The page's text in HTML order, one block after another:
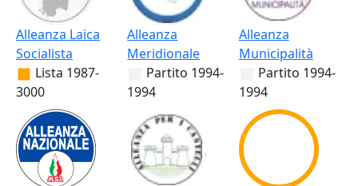
Alleanza Laica
Socialista
Lista 1987-
3000
Alleanza
Meridionale
Partito 1994-
1994
Alleanza
Municipalità
Partito 1994-
1994